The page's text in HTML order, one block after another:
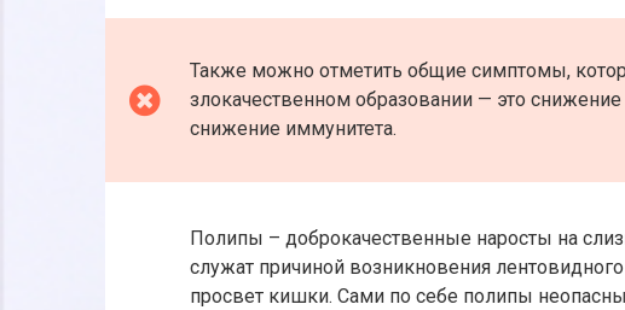
Также можно отметить общие симптомы,
злокачественном образовании — это снижение
снижение иммунитета.
Полипы – доброкачественные наросты на
служат причиной возникновения
просвет кишки. Сами по себе полипы